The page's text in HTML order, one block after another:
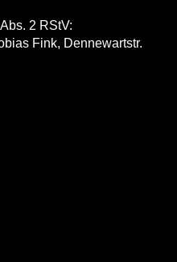
2 RStV:
Fink, Dennewartstr.